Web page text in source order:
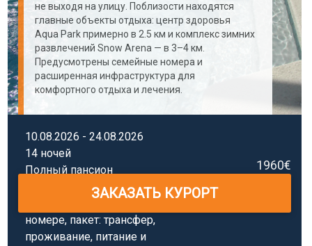
не выходя на улицу. Поблизости находятся
главные объекты отдыха: центр здоровья
Aqua Park примерно в 2.5 км и комплекс зимних
развлечений Snow Arena — в 3–4 км.
Предусмотрены семейные номера и
расширенная инфраструктура для
комфортного отдыха и лечения.
10.08.2026 - 24.08.2026
14 ночей
Полный пансион
номере, пакет: трансфер,
проживание, питание и
1960€
ЗАКАЗАТЬ КУРОРТ